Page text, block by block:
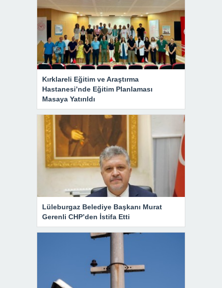
Kırklareli Eğitim ve Araştırma
Hastanesi’nde Eğitim Planlaması
Masaya Yatırıldı
Lüleburgaz Belediye Başkanı Murat
Gerenli CHP’den İstifa Etti